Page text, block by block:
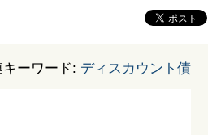
キーワード: ディスカウント債